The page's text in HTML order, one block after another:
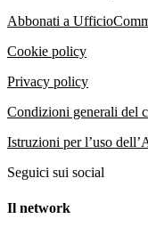
Abbonati a
Cookie policy
Privacy policy
Condizioni generali del
Istruzioni per l’uso
Seguici sui social
Il network